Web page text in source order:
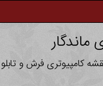
کامپیوتری فرش و تابلو